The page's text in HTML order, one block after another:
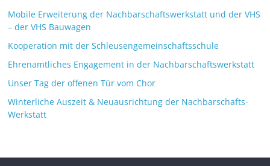
Mobile Erweiterung der Nachbarschaftswerkstatt und der VHS
– der VHS Bauwagen
Kooperation mit der Schleusengemeinschaftsschule
Ehrenamtliches Engagement in der Nachbarschaftswerkstatt
Unser Tag der offenen Tür vom Chor
Winterliche Auszeit & Neuausrichtung der Nachbarschafts-
Werkstatt